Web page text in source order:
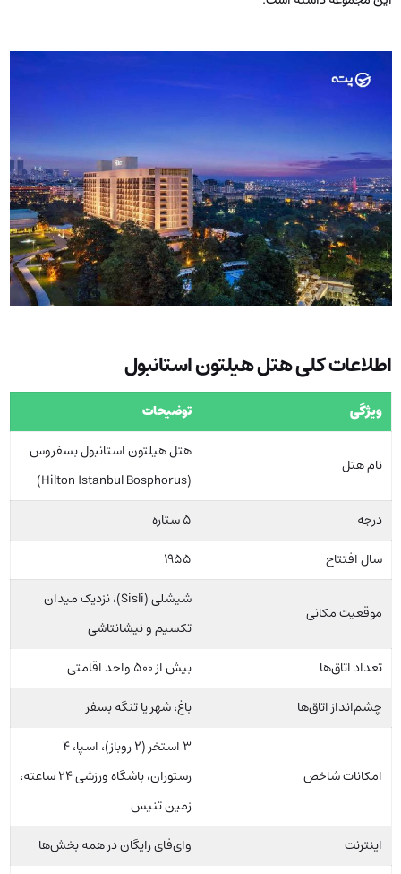
اطلاعات کلی هتل هیلتون استانبول
ویژگی توضیحات
نام هتل
هتل هیلتون استانبول بسفروس
(Hilton Istanbul Bosphorus)
درجه
۵ ستاره
سال افتتاح
۱۹۵۵
موقعیت مکانی
شیشلی (Sisli)، نزدیک میدان
تکسیم و نیشانتاشی
تعداد اتاق‌ها
بیش از ۵۰۰ واحد اقامتی
چشم‌انداز اتاق‌ها
باغ، شهر یا تنگه بسفر
امکانات شاخص
۳ استخر (۲ روباز)، اسپا، ۴
رستوران، باشگاه ورزشی ۲۴ ساعته،
زمین تنیس
اینترنت
وای‌فای رایگان در همه بخش‌ها